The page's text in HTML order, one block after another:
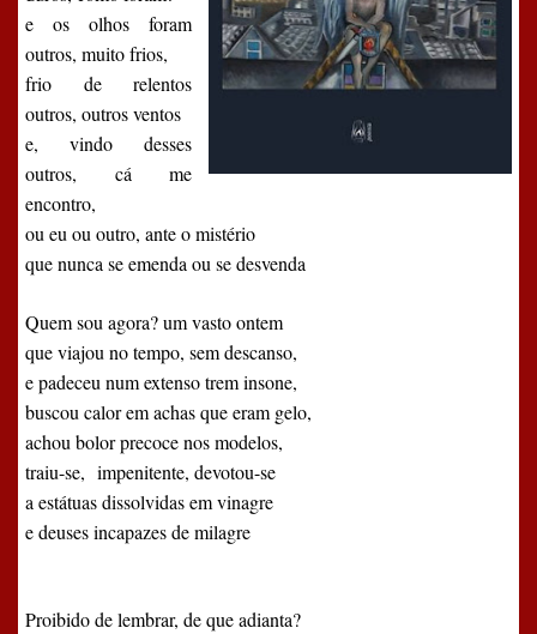
e os olhos foram
outros, muito frios,
frio de relentos
outros, outros ventos
e, vindo desses
outros, cá me
encontro,
ou eu ou outro, ante o mistério
que nunca se emenda ou se desvenda
Quem sou agora? um vasto ontem
que viajou no tempo, sem descanso,
e padeceu num extenso trem insone,
buscou calor em achas que eram gelo,
achou bolor precoce nos modelos,
traiu-se, impenitente, devotou-se
a estátuas dissolvidas em vinagre
e deuses incapazes de milagre
Proibido de lembrar, de que adianta?